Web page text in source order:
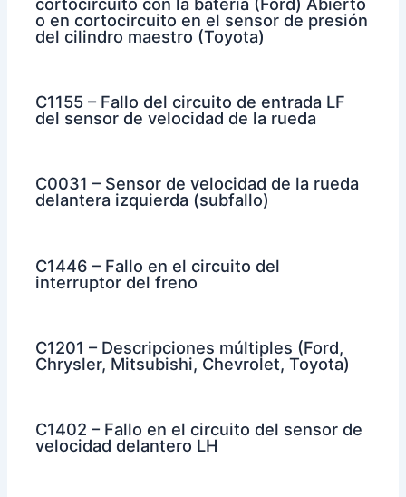
o en cortocircuito en el sensor de presión
del cilindro maestro (Toyota)
C1155 – Fallo del circuito de entrada LF
del sensor de velocidad de la rueda
C0031 – Sensor de velocidad de la rueda
delantera izquierda (subfallo)
C1446 – Fallo en el circuito del
interruptor del freno
C1201 – Descripciones múltiples (Ford,
Chrysler, Mitsubishi, Chevrolet, Toyota)
C1402 – Fallo en el circuito del sensor de
velocidad delantero LH